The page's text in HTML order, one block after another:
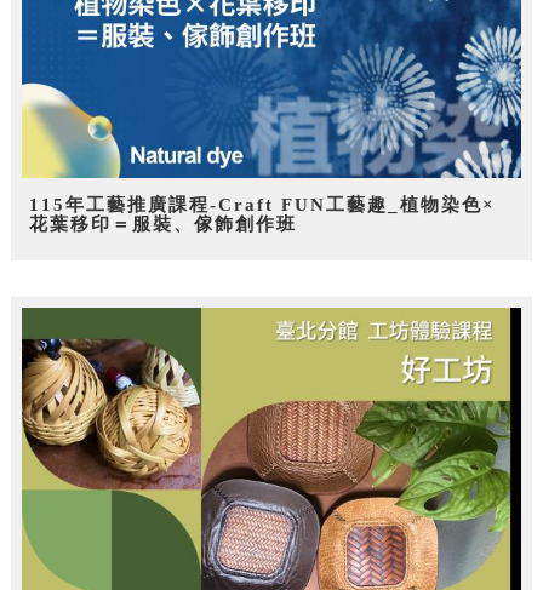
115年工藝推廣課程-Craft FUN工藝趣_植物染色×
花葉移印＝服裝、傢飾創作班